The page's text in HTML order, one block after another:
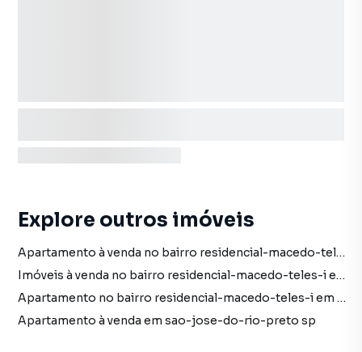
Explore outros imóveis
Apartamento à venda no bairro residencial-macedo-teles-i em sao-jose-do-rio-preto sp com 1 vaga
Imóveis à venda no bairro residencial-macedo-teles-i em sao-jose-do-rio-preto sp
Apartamento no bairro residencial-macedo-teles-i em sao-jose-do-rio-preto sp
Apartamento à venda em sao-jose-do-rio-preto sp